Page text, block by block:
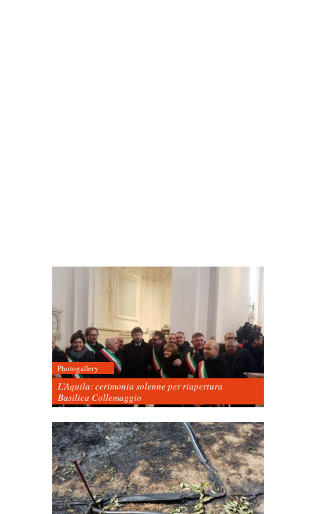
Photogallery
L’Aquila: cerimonia solenne per riapertura
Basilica Collemaggio